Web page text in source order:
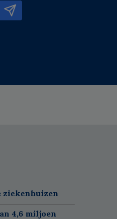
ziekenhuizen
4,6 miljoen